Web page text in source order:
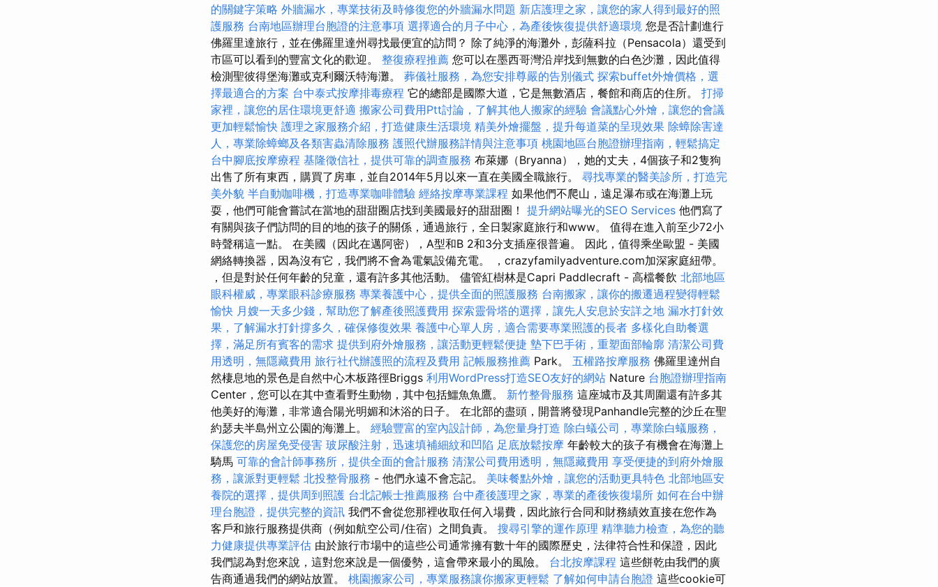
的關鍵字策略 外牆漏水，專業技術及時修復您的外牆漏水問題 新店護理之家，讓您的家人得到最好的照
護服務 台南地區辦理台胞證的注意事項 選擇適合的月子中心，為產後恢復提供舒適環境 您是否計劃進行
佛羅里達旅行，並在佛羅里達州尋找最便宜的訪問？ 除了純淨的海灘外，彭薩科拉（Pensacola）還受到
市區可以看到的豐富文化的歡迎。 整復療程推薦 您可以在墨西哥灣沿岸找到無數的白色沙灘，因此值得
檢測聖彼得堡海灘或克利爾沃特海灘。 葬儀社服務，為您安排尊嚴的告別儀式 探索buffet外燴價格，選
擇最適合的方案 台中泰式按摩排毒療程 它的總部是國際大道，它是無數酒店，餐館和商店的住所。 打掃
家裡，讓您的居住環境更舒適 搬家公司費用Ptt討論，了解其他人搬家的經驗 會議點心外燴，讓您的會議
更加輕鬆愉快 護理之家服務介紹，打造健康生活環境 精美外燴擺盤，提升每道菜的呈現效果 除蟑除害達
人，專業除蟑螂及各類害蟲清除服務 護照代辦服務詳情與注意事項 桃園地區台胞證辦理指南，輕鬆搞定
台中腳底按摩療程 基隆徵信社，提供可靠的調查服務 布萊娜（Bryanna），她的丈夫，4個孩子和2隻狗
出售了所有東西，購買了房車，並自2014年5月以來一直在美國全職旅行。 尋找專業的醫美診所，打造完
美外貌 半自動咖啡機，打造專業咖啡體驗 經絡按摩專業課程 如果他們不爬山，遠足瀑布或在海灘上玩
耍，他們可能會嘗試在當地的甜甜圈店找到美國最好的甜甜圈！ 提升網站曝光的SEO Services 他們寫了
有關與孩子們訪問的目的地的孩子的關係，通過旅行，全日製家庭旅行和www。 值得在進入前至少72小
時聲稱這一點。 在美國（因此在邁阿密），A型和B 2和3分支插座很普遍。 因此，值得乘坐歐盟 - 美國
網絡轉換器，因為沒有它，我們將不會為電氣設備充電。 ，crazyfamilyadventure.com加深家庭紐帶。
，但是對於任何年齡的兒童，還有許多其他活動。 儘管紅樹林是Capri Paddlecraft - 高檔餐飲 北部地區
眼科權威，專業眼科診療服務 專業養護中心，提供全面的照護服務 台南搬家，讓你的搬遷過程變得輕鬆
愉快 月嫂一天多少錢，幫助您了解產後照護費用 探索靈骨塔的選擇，讓先人安息於安詳之地 漏水打針效
果，了解漏水打針撐多久，確保修復效果 養護中心單人房，適合需要專業照護的長者 多樣化自助餐選
擇，滿足所有賓客的需求 提供到府外燴服務，讓活動更輕鬆便捷 墊下巴手術，重塑面部輪廓 清潔公司費
用透明，無隱藏費用 旅行社代辦護照的流程及費用 記帳服務推薦 Park。 五權路按摩服務 佛羅里達州自
然棲息地的景色是自然中心木板路徑Briggs 利用WordPress打造SEO友好的網站 Nature 台胞證辦理指南
Center，您可以在其中查看野生動物，其中包括鱷魚魚鷹。 新竹整骨服務 這座城市及其周圍還有許多其
他美好的海灘，非常適合陽光明媚和沐浴的日子。 在北部的盡頭，開普將發現Panhandle完整的沙丘在聖
約瑟夫半島州立公園的海灘上。 經驗豐富的室內設計師，為您量身打造 除白蟻公司，專業除白蟻服務，
保護您的房屋免受侵害 玻尿酸注射，迅速填補細紋和凹陷 足底放鬆按摩 年齡較大的孩子有機會在海灘上
騎馬 可靠的會計師事務所，提供全面的會計服務 清潔公司費用透明，無隱藏費用 享受便捷的到府外燴服
務，讓派對更輕鬆 北投整骨服務 - 他們永遠不會忘記。 美味餐點外燴，讓您的活動更具特色 北部地區安
養院的選擇，提供周到照護 台北記帳士推薦服務 台中產後護理之家，專業的產後恢復場所 如何在台中辦
理台胞證，提供完整的資訊 我們不會從您那裡收取任何入場費，因此旅行合同和財務績效直接在您作為
客戶和旅行服務提供商（例如航空公司/住宿）之間負責。 搜尋引擎的運作原理 精準聽力檢查，為您的聽
力健康提供專業評估 由於旅行市場中的這些公司通常擁有數十年的國際歷史，法律符合性和保證，因此
我們認為對您來說，這對您來說是一個優勢，這會帶來最小的風險。 台北按摩課程 這些餅乾由我們的廣
告商通過我們的網站放置。 桃園搬家公司，專業服務讓你搬家更輕鬆 了解如何申請台胞證 這些cookie可